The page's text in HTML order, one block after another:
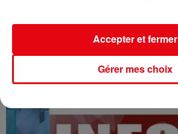
Gérer mes choix
Accepter et fermer